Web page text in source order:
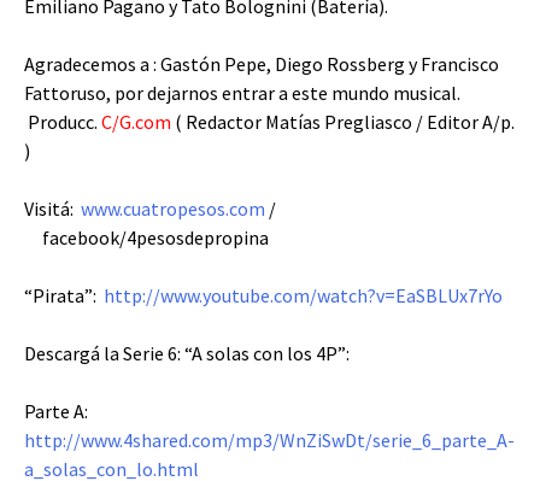
Emiliano Pagano y Tato Bolognini (Batería).
Agradecemos a : Gastón Pepe, Diego Rossberg y Francisco
Fattoruso, por dejarnos entrar a este mundo musical.
Producc. C/G.com ( Redactor Matías Pregliasco / Editor A/p.
)
Visitá: www.cuatropesos.com /
facebook/4pesosdepropina
“Pirata”: http://www.youtube.com/watch?v=EaSBLUx7rYo
Descargá la Serie 6: “A solas con los 4P”:
Parte A:
http://www.4shared.com/mp3/WnZiSwDt/serie_6_parte_A-
a_solas_con_lo.html